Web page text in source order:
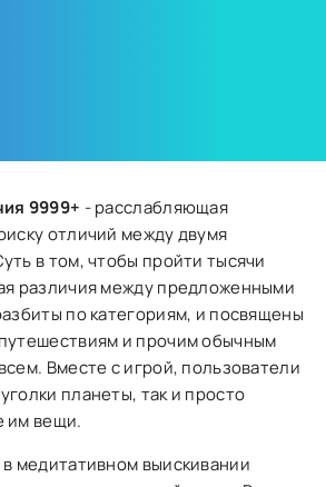
9999+ - расслабляющая
отличий между двумя
в том, чтобы пройти тысячи
различия между предложенными
по категориям, и посвящены
и прочим обычным
Вместе с игрой, пользователи
планеты, так и просто
им вещи.
медитативном выискивании